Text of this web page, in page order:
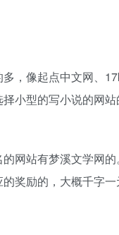
，像起点中文网、
小型的写小说的网
网站有梦溪文学网
奖励的，大概千字